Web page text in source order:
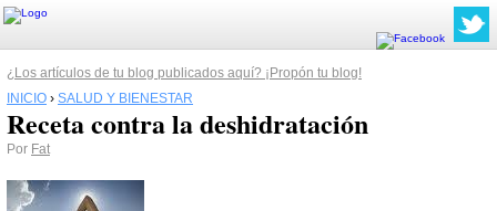
¿Los artículos de tu blog publicados aquí? ¡Propón tu blog!
INICIO › SALUD Y BIENESTAR
Receta contra la deshidratación
Por Fat